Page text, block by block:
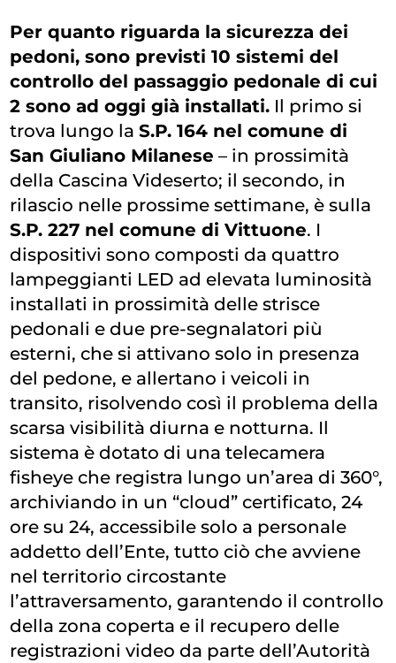
Per quanto riguarda la sicurezza dei
pedoni, sono previsti 10 sistemi del
controllo del passaggio pedonale di cui
2 sono ad oggi già installati. Il primo si
trova lungo laS.P. 164 nel comune di
San Giuliano Milanese – in prossimità
della Cascina Videserto; il secondo, in
rilascio nelle prossime settimane, è sulla
S.P. 227 nel comune di Vittuone. I
dispositivi sono composti da quattro
lampeggianti LED ad elevata luminosità
installati in prossimità delle strisce
pedonali e due pre-segnalatori più
esterni, che si attivano solo in presenza
del pedone, e allertano i veicoli in
transito, risolvendo così il problema della
scarsa visibilità diurna e notturna. Il
sistema è dotato di una telecamera
fisheye che registra lungo un’area di 360°,
archiviando in un “cloud” certificato, 24
ore su 24, accessibile solo a personale
addetto dell’Ente, tutto ciò che avviene
nel territorio circostante
l’attraversamento, garantendo il controllo
della zona coperta e il recupero delle
registrazioni video da parte dell’Autorità